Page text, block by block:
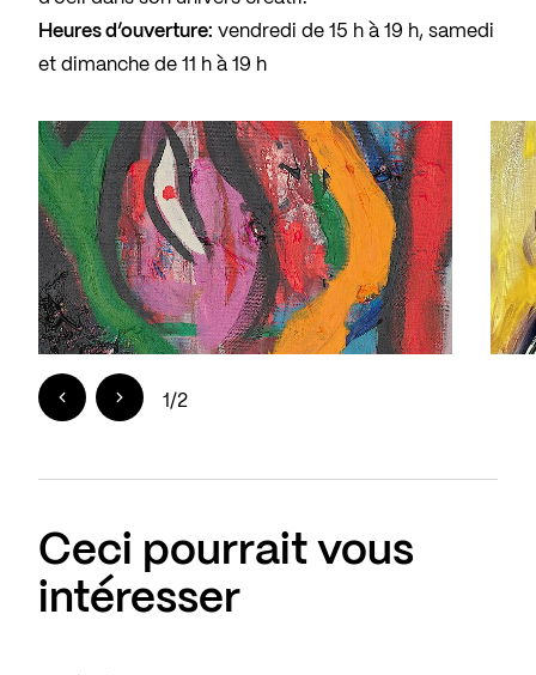
Heures d’ouverture: vendredi de 15 h à 19 h, samedi
et dimanche de 11 h à 19 h
1/2
Ceci pourrait vous
intéresser